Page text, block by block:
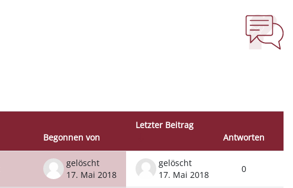
Begonnen von
Letzter Beitrag
Antworten
gelöscht
17. Mai 2018
gelöscht
17. Mai 2018
0